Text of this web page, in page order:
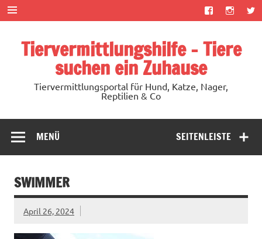
Zum
Inhalt
springen
Tiervermittlungshilfe – Tiere
suchen ein Zuhause
Tiervermittlungsportal für Hund, Katze, Nager,
Reptilien & Co
SEITENLEISTE
MENÜ
SWIMMER
April 26, 2024